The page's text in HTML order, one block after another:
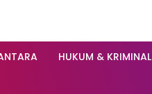
HUKUM & KRIMINAL